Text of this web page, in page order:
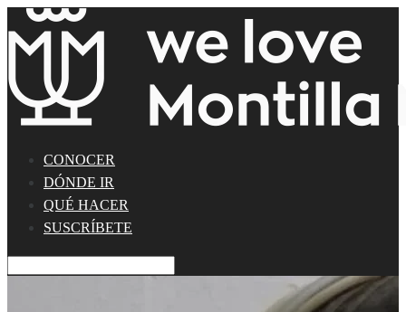
CONOCER
DÓNDE IR
QUÉ HACER
SUSCRÍBETE